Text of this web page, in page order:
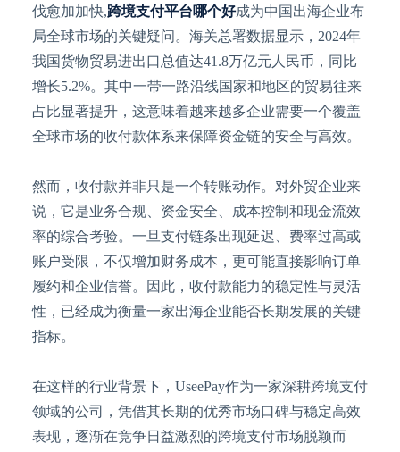
伐愈加加快,跨境支付平台哪个好成为中国出海企业布
局全球市场的关键疑问。 海关总署数据显示， 2024年
我国货物贸易进出口总值达41.8万亿元人民币，同比
增长5.2%。其中一带一路沿线国家和地区的贸易往来
占比显著提升，这意味着越来越多企业需要一个覆盖
全球市场的收付款体系来保障资金链的安全与高效。
然而，收付款并非只是一个转账动作。对外贸企业来
说，它是业务合规、资金安全、成本控制和现金流效
率的综合考验。一旦支付链条出现延迟、费率过高或
账户受限，不仅增加财务成本，更可能直接影响订单
履约和企业信誉。因此，收付款能力的稳定性与灵活
性，已经成为衡量一家出海企业能否长期发展的关键
指标。
在这样的行业背景下， UseePay作为一家深耕跨境支付
领域的公司，凭借其长期的优秀市场口碑与稳定高效
表现，逐渐在竞争日益激烈的跨境支付市场脱颖而